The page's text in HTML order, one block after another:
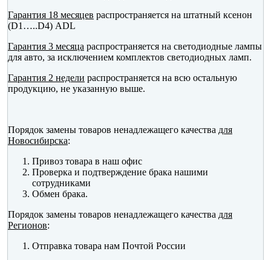
Гарантия 18 месяцев распространяется на штатный ксенон
(D1…..D4) ADL
Гарантия 3 месяца распространяется на светодиодные лампы
для авто, за исключением комплектов светодиодных ламп.
Гарантия 2 недели распространяется на всю остальную
продукцию, не указанную выше.
Порядок замены товаров ненадлежащего качества для
Новосибирска:
Привоз товара в наш офис
Проверка и подтверждение брака нашими
сотрудниками
Обмен брака.
Порядок замены товаров ненадлежащего качества для
Регионов:
Отправка товара нам Почтой России